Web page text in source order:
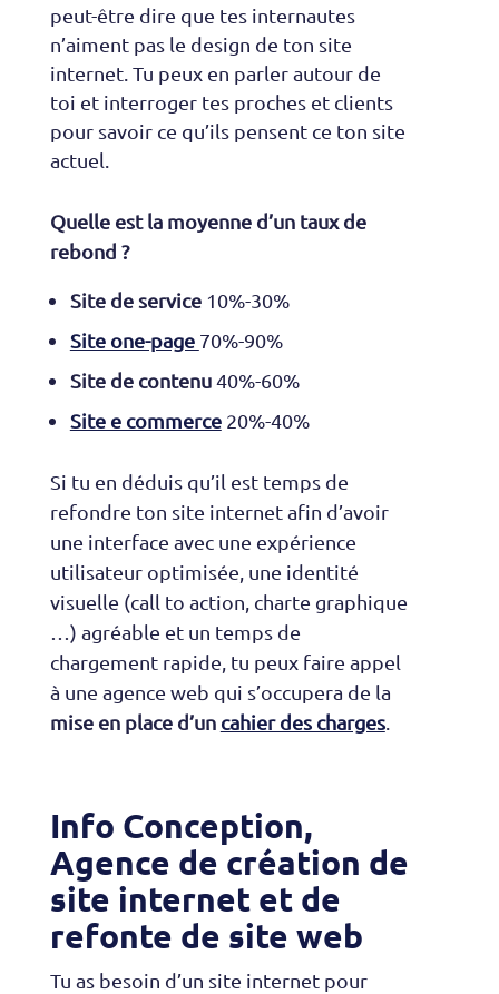
peut-être dire que tes internautes
n’aiment pas le design de ton site
internet. Tu peux en parler autour de
toi et interroger tes proches et clients
pour savoir ce qu’ils pensent ce ton site
actuel.
Quelle est la moyenne d’un taux de
rebond ?
Site de service 10%-30%
Site one-page 70%-90%
Site de contenu40%-60%
Site e commerce 20%-40%
Si tu en déduis qu’il est temps de
refondre ton site internet afin d’avoir
une interface avec une expérience
utilisateur optimisée, une identité
visuelle (call to action, charte graphique
…) agréable et un temps de
chargement rapide, tu peux faire appel
à une agence web qui s’occupera de la
mise en place d’un cahier des charges.
Info Conception,
Agence de création de
site internet et de
refonte de site web
Tu as besoin d’un site internet pour